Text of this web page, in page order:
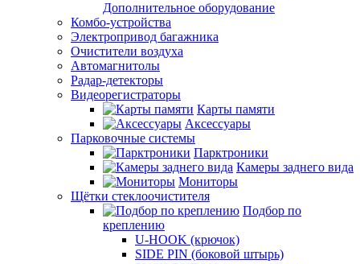
Дополнительное оборудование
Комбо-устройства
Электропривод багажника
Очистители воздуха
Автомагнитолы
Радар-детекторы
Видеорегистраторы
Карты памяти
Аксессуары
Парковочные системы
Парктроники
Камеры заднего вида
Мониторы
Щётки стеклоочистителя
Подбор по
креплению
U-HOOK (крючок)
SIDE PIN (боковой штырь)